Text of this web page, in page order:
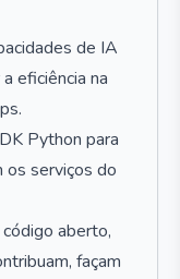
de IA
eficiência na
Python para
os serviços do
aberto,
façam